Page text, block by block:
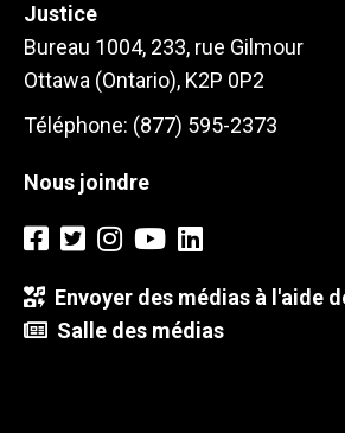
Justice
Bureau 1004, 233, rue Gilmour
Ottawa (Ontario), K2P 0P2
Téléphone: (877) 595-2373
Nous joindre
Envoyer des médias à l'aide
Salle des médias